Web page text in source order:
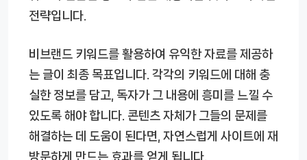
전략입니다.
비브랜드 키워드를 활용하여 유익한 자료를 제공하
는 글이 최종 목표입니다. 각각의 키워드에 대해 충
실한 정보를 담고, 독자가 그 내용에 흥미를 느낄 수
있도록 해야 합니다. 콘텐츠 자체가 그들의 문제를
해결하는 데 도움이 된다면, 자연스럽게 사이트에 재
방문하게 만드는 효과를 얻게 됩니다.